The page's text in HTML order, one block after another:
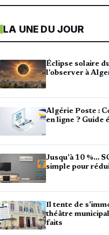
LA UNE DU JOUR
Éclipse solaire
l’observer à
Algérie Poste :
en ligne ? Guide
Jusqu’à 10 %…
simple pour
Il tente de
théâtre
faits